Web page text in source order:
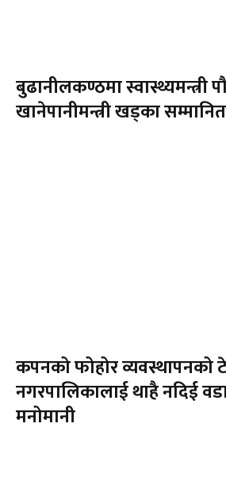
बुढानीलकण्ठमा स्वास्थ्यमन्त्री
खानेपानीमन्त्री खड्का सम्मानित
कपनको फोहोर
नगरपालिकालाई थाहै नदिई
मनोमानी